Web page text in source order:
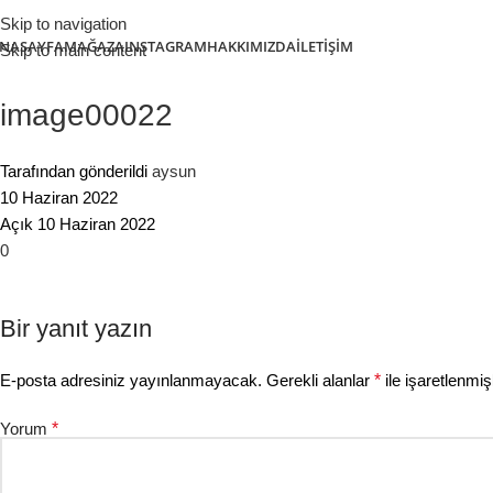
Skip to navigation
Skip to main content
MAĞAZAINSTAGRAMHAKKIMIZDAİLETIŞIM
image00022
Tarafından gönderildi aysun
10 Haziran 2022
Açık 10 Haziran 2022
0
Bir yanıt yazın
E-posta adresiniz yayınlanmayacak. Gerekli alanlar * ile
Yorum *